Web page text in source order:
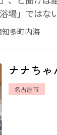
場」ではな
方なら、名
知多町内海
ナナちゃ
名古屋市